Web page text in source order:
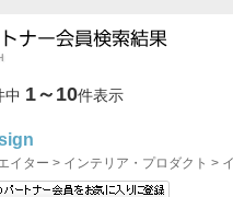
中 1～10件表示
イター > インテリア・プロダクト >
選ぶ
ーを選ぶ